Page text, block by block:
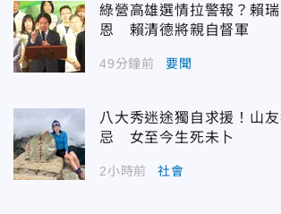
綠營高雄選情拉警報？賴
恩 賴清德將親自督軍
49分鐘前 要聞
八大秀迷途獨自求援！山
忌 女至今生死未卜
2小時前 社會